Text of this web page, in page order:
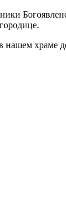
нашем храме